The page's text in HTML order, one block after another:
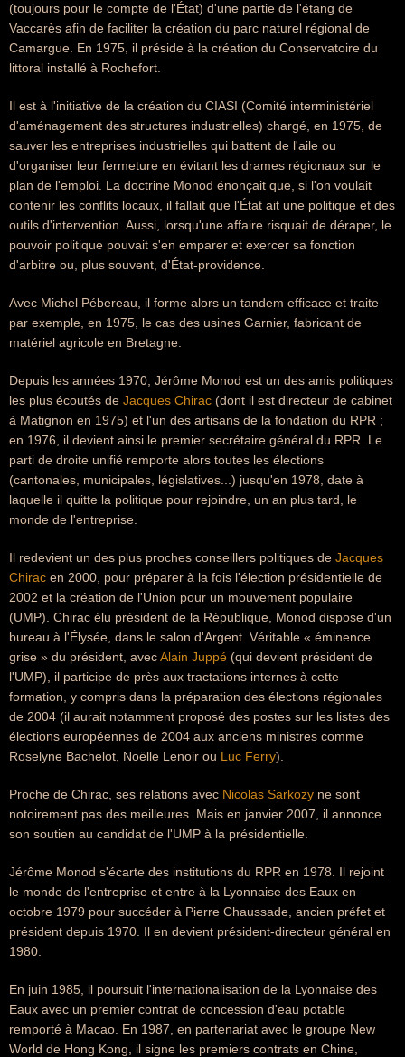
(toujours pour le compte de l'État) d'une partie de l'étang de
Vaccarès afin de faciliter la création du parc naturel régional de
Camargue. En 1975, il préside à la création du Conservatoire du
littoral installé à Rochefort.
Il est à l'initiative de la création du CIASI (Comité interministériel
d'aménagement des structures industrielles) chargé, en 1975, de
sauver les entreprises industrielles qui battent de l'aile ou
d'organiser leur fermeture en évitant les drames régionaux sur le
plan de l'emploi. La doctrine Monod énonçait que, si l'on voulait
contenir les conflits locaux, il fallait que l'État ait une politique et des
outils d'intervention. Aussi, lorsqu'une affaire risquait de déraper, le
pouvoir politique pouvait s'en emparer et exercer sa fonction
d'arbitre ou, plus souvent, d'État-providence.
Avec Michel Pébereau, il forme alors un tandem efficace et traite
par exemple, en 1975, le cas des usines Garnier, fabricant de
matériel agricole en Bretagne.
Depuis les années 1970, Jérôme Monod est un des amis politiques
les plus écoutés de Jacques Chirac (dont il est directeur de cabinet
à Matignon en 1975) et l'un des artisans de la fondation du RPR ;
en 1976, il devient ainsi le premier secrétaire général du RPR. Le
parti de droite unifié remporte alors toutes les élections
(cantonales, municipales, législatives...) jusqu'en 1978, date à
laquelle il quitte la politique pour rejoindre, un an plus tard, le
monde de l'entreprise.
Il redevient un des plus proches conseillers politiques de Jacques
Chirac en 2000, pour préparer à la fois l'élection présidentielle de
2002 et la création de l'Union pour un mouvement populaire
(UMP). Chirac élu président de la République, Monod dispose d'un
bureau à l'Élysée, dans le salon d'Argent. Véritable « éminence
grise » du président, avecAlain Juppé (qui devient président de
l'UMP), il participe de près aux tractations internes à cette
formation, y compris dans la préparation des élections régionales
de 2004 (il aurait notamment proposé des postes sur les listes des
élections européennes de 2004 aux anciens ministres comme
Roselyne Bachelot, Noëlle Lenoir ou Luc Ferry).
Proche de Chirac, ses relations avec Nicolas Sarkozy ne sont
notoirement pas des meilleures. Mais en janvier 2007, il annonce
son soutien au candidat de l'UMP à la présidentielle.
Jérôme Monod s'écarte des institutions du RPR en 1978. Il rejoint
le monde de l'entreprise et entre à la Lyonnaise des Eaux en
octobre 1979 pour succéder à Pierre Chaussade, ancien préfet et
président depuis 1970. Il en devient président-directeur général en
1980.
En juin 1985, il poursuit l'internationalisation de la Lyonnaise des
Eaux avec un premier contrat de concession d'eau potable
remporté à Macao. En 1987, en partenariat avec le groupe New
World de Hong Kong, il signe les premiers contrats en Chine,